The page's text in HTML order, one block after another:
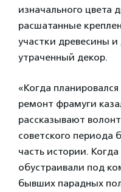
изначального цвета
расшатанные
участки древесины
утраченный декор.
«Когда
ремонт фрамуги
рассказывают
советского периода
часть истории.
обустраивали под
бывших парадных